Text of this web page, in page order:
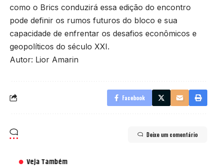
como o Brics conduzirá essa edição do encontro
pode definir os rumos futuros do bloco e sua
capacidade de enfrentar os desafios econômicos e
geopolíticos do século XXI.
Autor: Lior Amarin
Facebook
Deixe um comentário
Veja Também